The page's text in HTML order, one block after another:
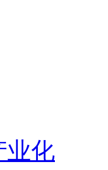
业化